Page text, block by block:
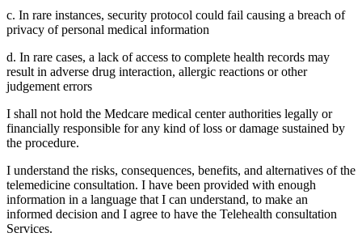
c. In rare instances, security protocol could fail causing a breach of
privacy of personal medical information
d. In rare cases, a lack of access to complete health records may
result in adverse drug interaction, allergic reactions or other
judgement errors
I shall not hold the Medcare medical center authorities legally or
financially responsible for any kind of loss or damage sustained by
the procedure.
I understand the risks, consequences, benefits, and alternatives of the
telemedicine consultation. I have been provided with enough
information in a language that I can understand, to make an
informed decision and I agree to have the Telehealth consultation
Services.